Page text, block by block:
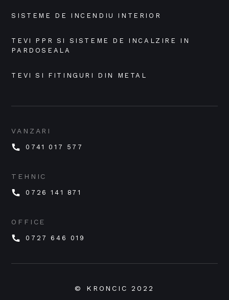
SISTEME DE INCENDIU INTERIOR
TEVI PPR SI SISTEME DE INCALZIRE IN
PARDOSEALA
TEVI SI FITINGURI DIN METAL
VANZARI
0741 017 577
TEHNIC
0726 141 871
OFFICE
0727 646 019
© KRONCIC 2022